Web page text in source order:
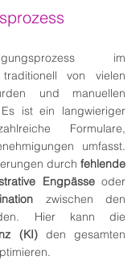
von vielen
und manuellen
ist ein langwieriger
Formulare,
umfasst.
durch fehlende
Engpässe
zwischen den
(KI) den gesamten